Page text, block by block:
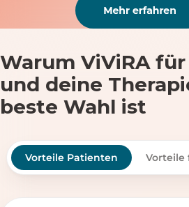
Warum ViViRA
und deine
beste Wahl ist
Vorteile Patienten Vorteile